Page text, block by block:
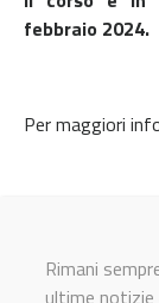
febbraio 2024.
Per maggiori
Rimani
ultime notizie